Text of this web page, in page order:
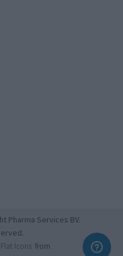
Pharma Services BV.
Flat Icons from